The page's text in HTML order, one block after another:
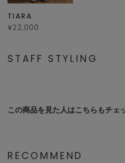
TIARA
¥22,000
STAFF STYLING
この商品を見た人はこちらもチェ
RECOMMEND